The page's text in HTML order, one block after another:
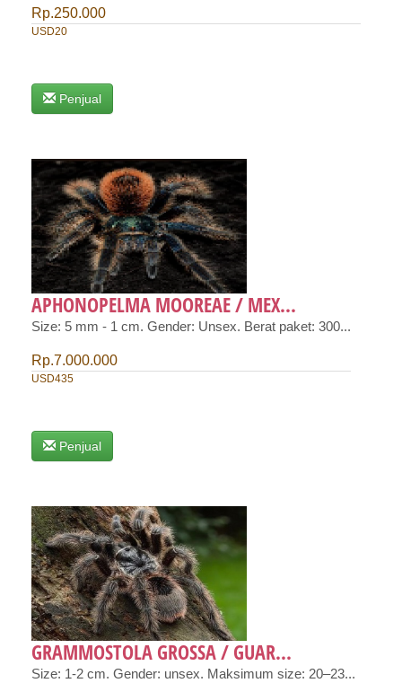
Rp.250.000
USD20
Penjual
APHONOPELMA MOOREAE / MEX...
Size: 5 mm - 1 cm. Gender: Unsex. Berat paket: 300...
Rp.7.000.000
USD435
Penjual
GRAMMOSTOLA GROSSA / GUAR...
Size: 1-2 cm. Gender: unsex. Maksimum size: 20–23...